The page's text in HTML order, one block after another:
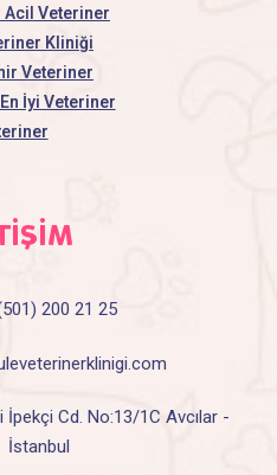
Acil Veteriner
Kliniği
Veteriner
İyi Veteriner
200 21 25
İpekçi Cd. No:13/1C Avcılar -
İstanbul